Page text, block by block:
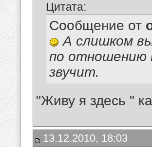
Цитата:
Сообщение от
А слишком
по отношению
звучит.
"Живу я здесь "
13.12.2010, 18:03